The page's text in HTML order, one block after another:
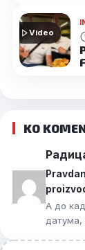
Video
KO
А до